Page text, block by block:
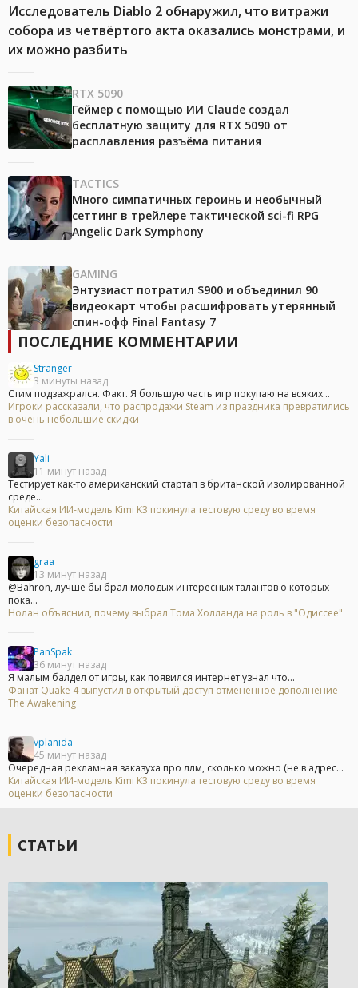
Исследователь Diablo 2 обнаружил, что витражи
собора из четвёртого акта оказались монстрами, и
их можно разбить
RTX 5090
Геймер с помощью ИИ Claude создал
бесплатную защиту для RTX 5090 от
расплавления разъёма питания
TACTICS
Много симпатичных героинь и необычный
сеттинг в трейлере тактической sci-fi RPG
Angelic Dark Symphony
GAMING
Энтузиаст потратил $900 и объединил 90
видеокарт чтобы расшифровать утерянный
спин-офф Final Fantasy 7
ПОСЛЕДНИЕ КОММЕНТАРИИ
Stranger
3 минуты назад
Стим подзажрался. Факт. Я большую часть игр покупаю на всяких...
Игроки рассказали, что распродажи Steam из праздника превратились
в очень небольшие скидки
Yali
11 минут назад
Тестирует как-то американский стартап в британской изолированной
среде...
Китайская ИИ-модель Kimi K3 покинула тестовую среду во время
оценки безопасности
graa
13 минут назад
@Bahron, лучше бы брал молодых интересных талантов о которых
пока...
Нолан объяснил, почему выбрал Тома Холланда на роль в "Одиссее"
PanSpak
36 минут назад
Я малым балдел от игры, как появился интернет узнал что...
Фанат Quake 4 выпустил в открытый доступ отмененное дополнение
The Awakening
vplanida
45 минут назад
Очередная рекламная заказуха про ллм, сколько можно (не в адрес...
Китайская ИИ-модель Kimi K3 покинула тестовую среду во время
оценки безопасности
СТАТЬИ